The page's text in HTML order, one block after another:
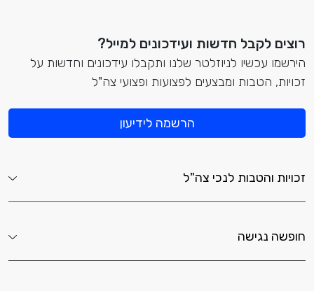
רוצים לקבל חדשות ועידכונים למייל?
הירשמו עכשיו לניוזלטר שלנו ותקבלו עידכונים וחדשות על
זכויות, הטבות ומבצעים לפצועות ופצועי צה"ל
הרשמה לידיעון
זכויות והטבות לנכי צה"ל
חופשה נגישה